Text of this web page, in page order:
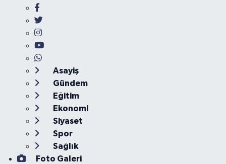
Asayiş
Gündem
Eğitim
Ekonomi
Siyaset
Spor
Sağlık
Foto Galeri